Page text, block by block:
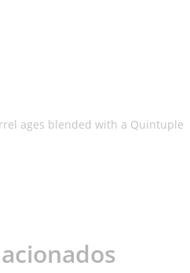
ages blended with a Quintuple